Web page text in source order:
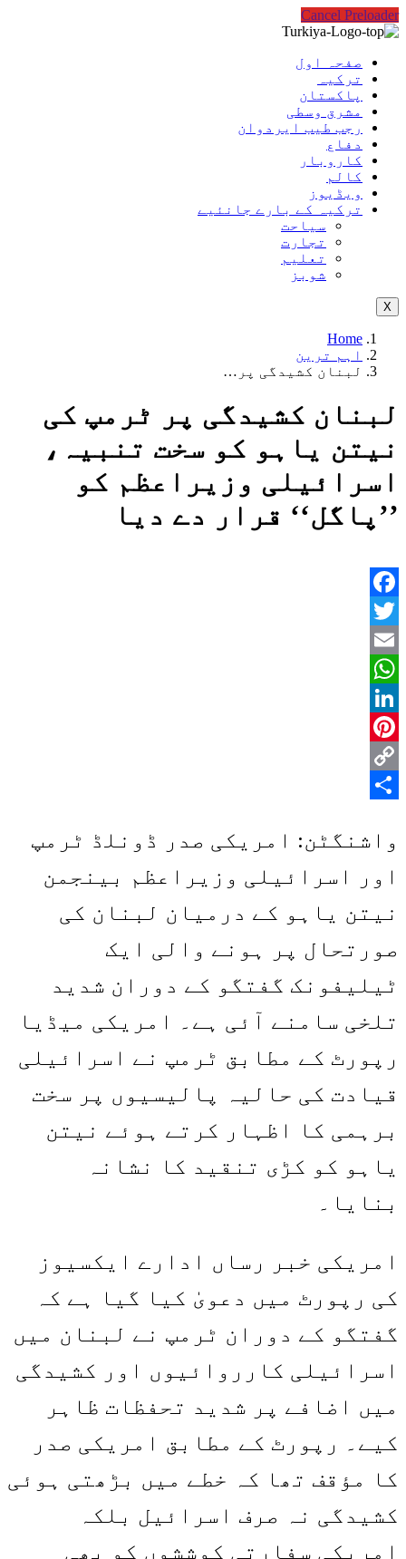
Cancel Preloader
صفحہ اول
ترکیہ
پاکستان
مشرق وسطی
رجب طیب ایردوان
دفاع
کاروبار
کالم
ویڈیوز
ترکیہ کے بارے جانئیے
سیاحت
تجارت
تعلیم
شوبز
X
Home
اہم ترین
لبنان کشیدگی پر…
لبنان کشیدگی پر ٹرمپ کی
نیتن یاہو کو سخت تنبیہ،
اسرائیلی وزیراعظم کو
’’پاگل‘‘ قرار دے دیا
Facebook
Twitter
Email
WhatsApp
LinkedIn
Pinterest
Copy
واشنگٹن: امریکی صدر ڈونلڈ ٹرمپ
اور اسرائیلی وزیراعظم بینجمن
نیتن یاہو کے درمیان لبنان کی
صورتحال پر ہونے والی ایک
ٹیلیفونک گفتگو کے دوران شدید
تلخی سامنے آئی ہے۔ امریکی میڈیا
رپورٹ کے مطابق ٹرمپ نے اسرائیلی
قیادت کی حالیہ پالیسیوں پر سخت
برہمی کا اظہار کرتے ہوئے نیتن
یاہو کو کڑی تنقید کا نشانہ
بنایا۔
امریکی خبر رساں ادارے ایکسیوز
کی رپورٹ میں دعویٰ کیا گیا ہے کہ
گفتگو کے دوران ٹرمپ نے لبنان میں
اسرائیلی کارروائیوں اور کشیدگی
میں اضافے پر شدید تحفظات ظاہر
کیے۔ رپورٹ کے مطابق امریکی صدر
کا مؤقف تھا کہ خطے میں بڑھتی ہوئی
کشیدگی نہ صرف اسرائیل بلکہ
امریکی سفارتی کوششوں کو بھی